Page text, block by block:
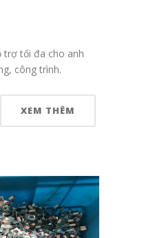
trợ tối đa cho anh
công trình.
XEM THÊM